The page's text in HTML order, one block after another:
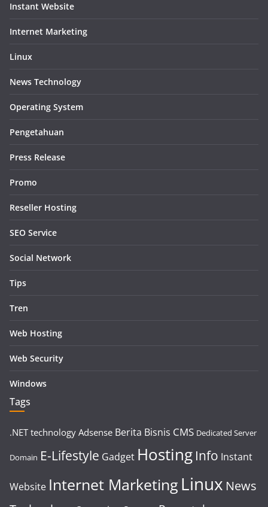
Instant Website
Internet Marketing
Linux
News Technology
Operating System
Pengetahuan
Press Release
Promo
Reseller Hosting
SEO Service
Social Network
Tips
Tren
Web Hosting
Web Security
Windows
Tags
.NET technology Adsense Berita Bisnis CMS Dedicated Server
Domain E-Lifestyle Gadget Hosting Info Instant
Website Internet Marketing Linux News